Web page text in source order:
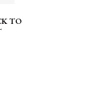
TO